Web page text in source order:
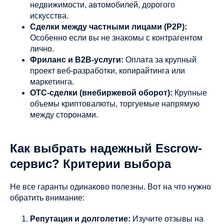
недвижимости, автомобилей, дорогого
искусства.
Сделки между частными лицами (P2P):
Особенно если вы не знакомы с контрагентом
лично.
Фриланс и B2B-услуги: Оплата за крупный
проект веб-разработки, копирайтинга или
маркетинга.
OTC-сделки (внебиржевой оборот): Крупные
объемы криптовалюты, торгуемые напрямую
между сторонами.
Как выбрать надежный Escrow-
сервис? Критерии выбора
Не все гаранты одинаково полезны. Вот на что нужно
обратить внимание:
Репутация и долголетие: Изучите отзывы на